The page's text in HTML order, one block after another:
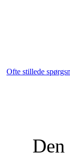
Ofte stillede